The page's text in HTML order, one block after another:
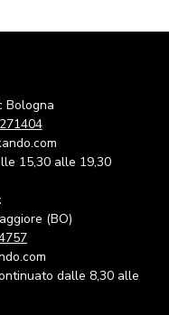
Bologna
15,30 alle 19,30
(BO)
dalle 8,30 alle